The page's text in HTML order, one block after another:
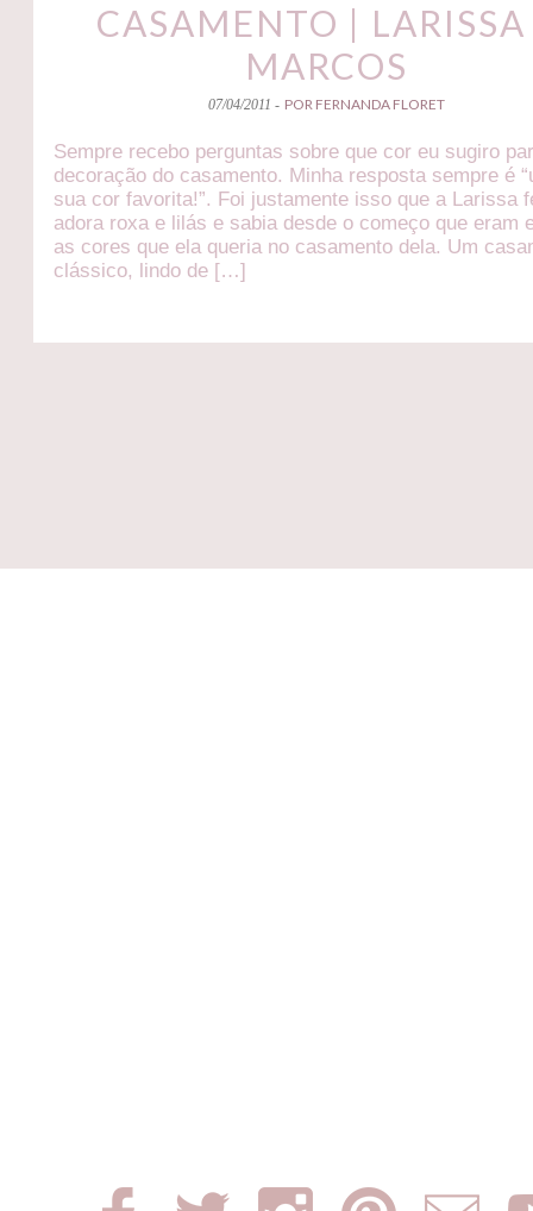
CASAMENTO |
MARCOS
07/04/2011 - POR FERNANDA FLORET
Sempre recebo perguntas sobre que cor eu sugiro
decoração do casamento. Minha resposta sempre é
sua cor favorita!”. Foi justamente isso que a Larissa
adora roxa e lilás e sabia desde o começo que eram
as cores que ela queria no casamento dela. Um
clássico, lindo de […]